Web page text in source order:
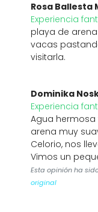
Rosa Ballesta
Experiencia
playa de
vacas
visitarla.
Dominika
Experiencia
Agua
arena muy
Celorio, nos
Vimos un
Esta opinión ha
original